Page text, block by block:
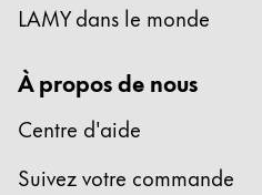
LAMY dans le monde
À propos de nous
Centre d'aide
Suivez votre commande